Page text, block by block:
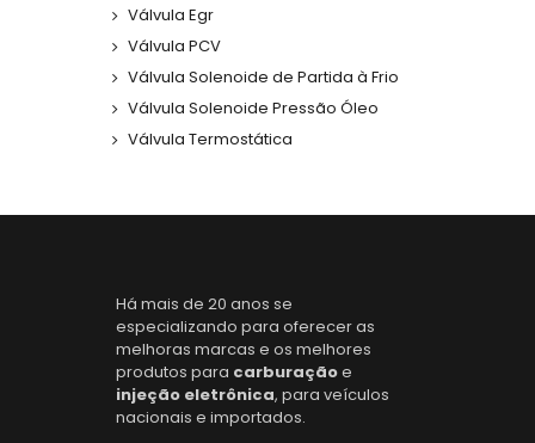
Válvula Egr
Válvula PCV
Válvula Solenoide de Partida à Frio
Válvula Solenoide Pressão Óleo
Válvula Termostática
Há mais de 20 anos se
especializando para oferecer as
melhoras marcas e os melhores
produtos para carburaçãoe
injeção eletrônica, para veículos
nacionais e importados.